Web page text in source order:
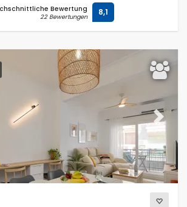
Bewertung
22 Bewertungen 8,1
Next